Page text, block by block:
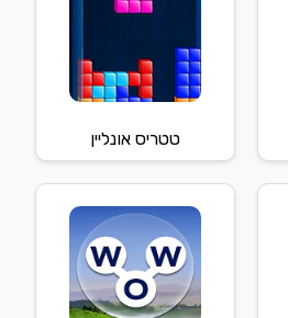
טטריס אונליין